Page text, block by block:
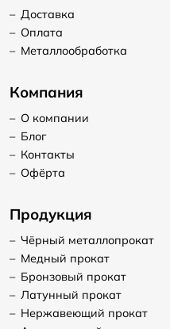
– Доставка
– Оплата
– Металлообработка
Компания
– О компании
– Блог
– Контакты
– Офёрта
Продукция
– Чёрный металлопрокат
– Медный прокат
– Бронзовый прокат
– Латунный прокат
– Нержавеющий прокат